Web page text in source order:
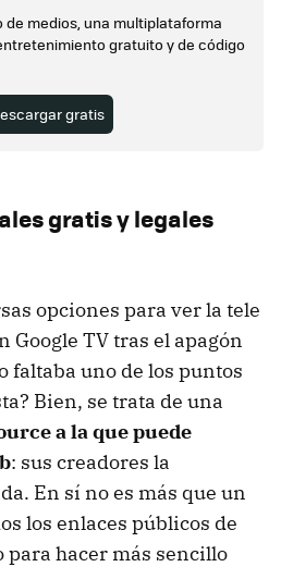
de medios, una multiplataforma
gratuito y de código
gratis
gratis y legales
opciones para ver la tele
Google TV tras el apagón
faltaba uno de los puntos
Bien, se trata de una
a la que puede
: sus creadores la
En sí no es más que un
los enlaces públicos de
para hacer más sencillo